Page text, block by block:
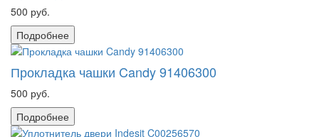
500 руб.
Подробнее
Прокладка чашки Candy 91406300
500 руб.
Подробнее